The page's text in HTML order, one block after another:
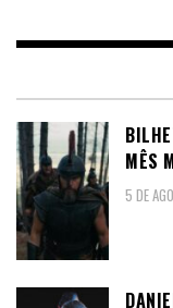
MÊS
5 DE